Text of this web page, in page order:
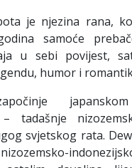
je njezina rana,
samoće
u sebi povijest,
humor i
– tadašnje
svjetskog rata.